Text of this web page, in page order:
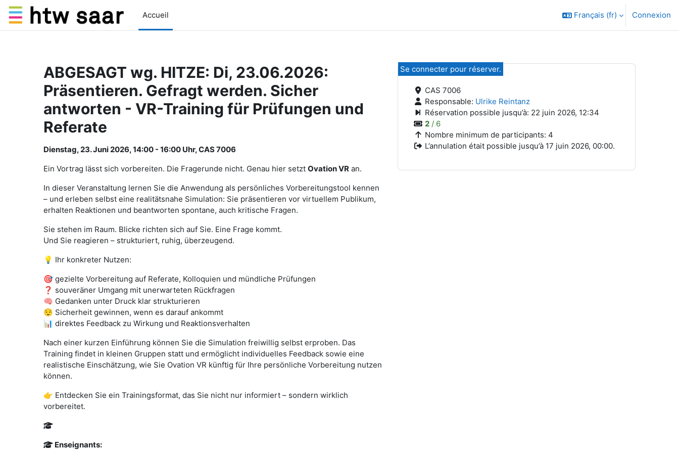
Passer au contenu principal
Accueil
Français ‎(fr)‎ Connexion
ABGESAGT wg. HITZE: Di, 23.06.2026:
Präsentieren. Gefragt werden. Sicher
antworten - VR-Training für Prüfungen und
Referate
Dienstag, 23. Juni 2026, 14:00 - 16:00 Uhr, CAS 7006
Ein Vortrag lässt sich vorbereiten. Die Fragerunde nicht. Genau hier setzt Ovation VR an.
In dieser Veranstaltung lernen Sie die Anwendung als persönliches Vorbereitungstool kennen
– und erleben selbst eine realitätsnahe Simulation: Sie präsentieren vor virtuellem Publikum,
erhalten Reaktionen und beantworten spontane, auch kritische Fragen.
Sie stehen im Raum. Blicke richten sich auf Sie. Eine Frage kommt.
Und Sie reagieren – strukturiert, ruhig, überzeugend.
💡 Ihr konkreter Nutzen:
🎯 gezielte Vorbereitung auf Referate, Kolloquien und mündliche Prüfungen
❓ souveräner Umgang mit unerwarteten Rückfragen
🧠 Gedanken unter Druck klar strukturieren
😌 Sicherheit gewinnen, wenn es darauf ankommt
📊 direktes Feedback zu Wirkung und Reaktionsverhalten
Nach einer kurzen Einführung können Sie die Simulation freiwillig selbst erproben. Das
Training findet in kleinen Gruppen statt und ermöglicht individuelles Feedback sowie eine
realistische Einschätzung, wie Sie Ovation VR künftig für Ihre persönliche Vorbereitung nutzen
können.
👉 Entdecken Sie ein Trainingsformat, das Sie nicht nur informiert – sondern wirklich
vorbereitet.
Enseignants:
Se connecter pour réserver.
CAS 7006
Responsable: Ulrike Reintanz
Réservation possible jusqu’à: 22 juin 2026, 12:34
2/ 6
Nombre minimum de participants: 4
L’annulation était possible jusqu’à 17 juin 2026, 00:00.